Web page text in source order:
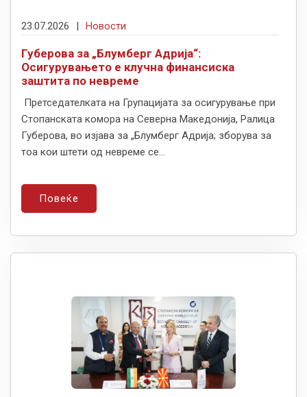
23.07.2026 Новости
Губерова за „Блумберг Адрија“:
Осигурувањето е клучна финансиска
заштита по невреме
Претседателката на Групацијата за осигурување при
Стопанската комора на Северна Македонија, Ралица
Губерова, во изјава за „Блумберг Адрија; зборува за
тоа кои штети од невреме се...
Повеќе